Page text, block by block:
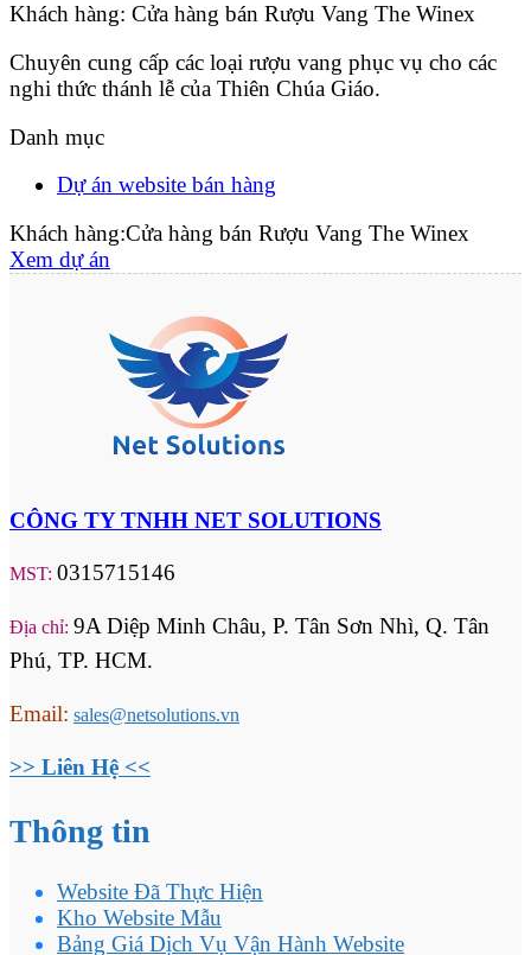
Khách hàng: Cửa hàng bán Rượu Vang The Winex
Chuyên cung cấp các loại rượu vang phục vụ cho các
nghi thức thánh lễ của Thiên Chúa Giáo.
Danh mục
Dự án website bán hàng
Khách hàng:Cửa hàng bán Rượu Vang The Winex
Xem dự án
CÔNG TY TNHH NET SOLUTIONS
MST: 0315715146
Địa chỉ: 9A Diệp Minh Châu, P. Tân Sơn Nhì, Q. Tân
Phú, TP. HCM.
Email: sales@netsolutions.vn
>> Liên Hệ <<
Thông tin
Website Đã Thực Hiện
Kho Website Mẫu
Bảng Giá Dịch Vụ Vận Hành Website